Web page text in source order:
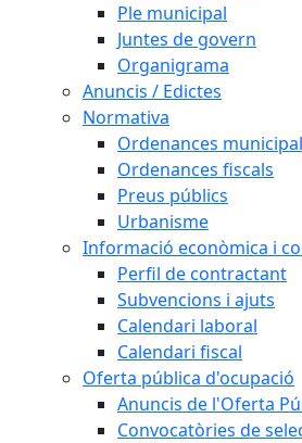
Ple municipal
Juntes de govern
Organigrama
Anuncis / Edictes
Normativa
Ordenances
Ordenances fiscals
Preus públics
Urbanisme
Informació econòmica i
Perfil de contractant
Subvencions i ajuts
Calendari laboral
Calendari fiscal
Oferta pública d'ocupació
Anuncis de l'Oferta
Convocatòries de